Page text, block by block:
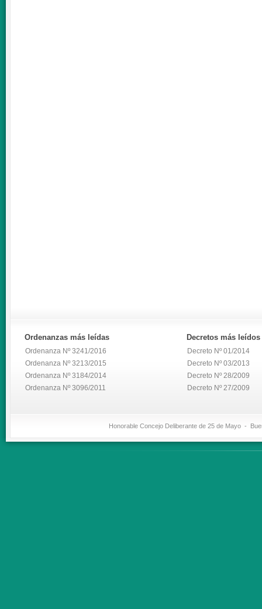
Ordenanzas más leídas
Ordenanza Nº 3241/2016
Ordenanza Nº 3213/2015
Ordenanza Nº 3184/2014
Ordenanza Nº 3096/2011
Decretos más leídos
Decreto Nº 01/2014
Decreto Nº 03/2013
Decreto Nº 28/2009
Decreto Nº 27/2009
Honorable Concejo Deliberante de 25 de